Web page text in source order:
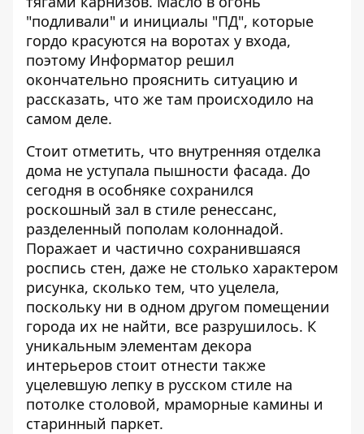
"подливали" и инициалы "ПД", которые
гордо красуются на воротах у входа,
поэтому Информатор решил
окончательно прояснить ситуацию и
рассказать, что же там происходило на
самом деле.
Стоит отметить, что внутренняя отделка
дома не уступала пышности фасада. До
сегодня в особняке сохранился
роскошный зал в стиле ренессанс,
разделенный пополам колоннадой.
Поражает и частично сохранившаяся
роспись стен, даже не столько характером
рисунка, сколько тем, что уцелела,
поскольку ни в одном другом помещении
города их не найти, все разрушилось. К
уникальным элементам декора
интерьеров стоит отнести также
уцелевшую лепку в русском стиле на
потолке столовой, мраморные камины и
старинный паркет.